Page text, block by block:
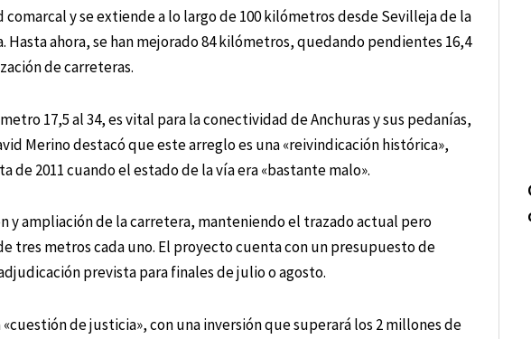
comarcal y se extiende a lo largo de 100 kilómetros desde Sevilleja de la
Hasta ahora, se han mejorado 84 kilómetros, quedando pendientes 16,4
de carreteras.
17,5 al 34, es vital para la conectividad de Anchuras y sus pedanías,
Merino destacó que este arreglo es una «reivindicación histórica»,
2011 cuando el estado de la vía era «bastante malo».
y ampliación de la carretera, manteniendo el trazado actual pero
tres metros cada uno. El proyecto cuenta con un presupuesto de
prevista para finales de julio o agosto.
de justicia», con una inversión que superará los 2 millones de